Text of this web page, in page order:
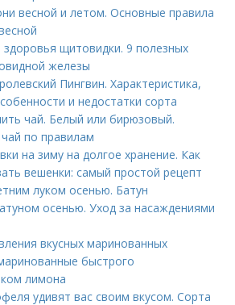
весной и летом. Основные правила
здоровья щитовидки. 9 полезных
железы
Пингвин. Характеристика,
и недостатки сорта
чай. Белый или бирюзовый.
по правилам
на зиму на долгое хранение. Как
вешенки: самый простой рецепт
луком осенью. Батун
осенью. Уход за насаждениями
вкусных маринованных
быстрого
лимона
удивят вас своим вкусом. Сорта